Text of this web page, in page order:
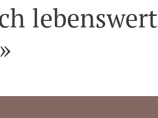
lebenswert